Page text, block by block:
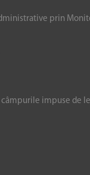
prin
impuse de